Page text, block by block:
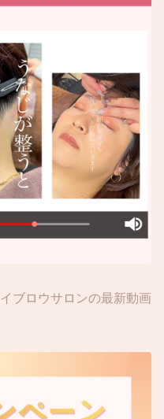
ブロウサロンの最新動画